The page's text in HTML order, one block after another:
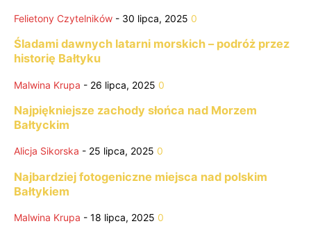
Felietony Czytelników - 30 lipca, 2025 0
Śladami dawnych latarni morskich – podróż przez
historię Bałtyku
Malwina Krupa - 26 lipca, 2025 0
Najpiękniejsze zachody słońca nad Morzem
Bałtyckim
Alicja Sikorska - 25 lipca, 2025 0
Najbardziej fotogeniczne miejsca nad polskim
Bałtykiem
Malwina Krupa - 18 lipca, 2025 0